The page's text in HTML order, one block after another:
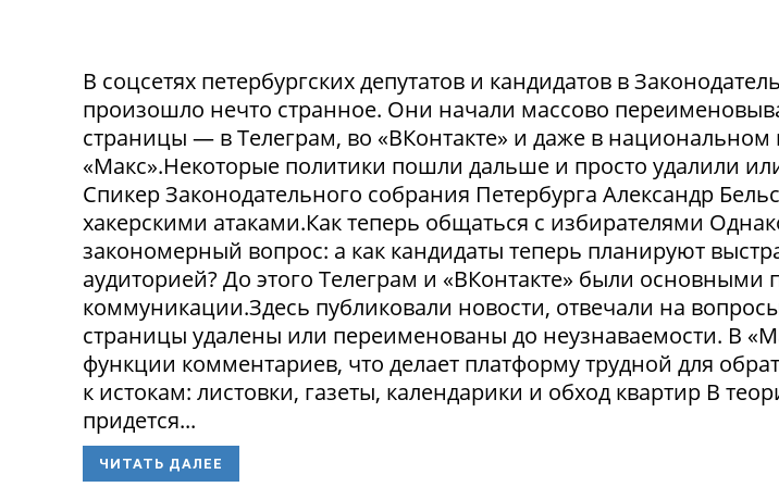
В соцсетях петербургских депутатов и кандидатов в
произошло нечто странное. Они начали массово
страницы — в Телеграм, во «ВКонтакте» и даже в
«Макс».Некоторые политики пошли дальше и просто удалили
Спикер Законодательного собрания Петербурга Александр
хакерскими атаками.Как теперь общаться с избирателями
закономерный вопрос: а как кандидаты теперь планируют
аудиторией? До этого Телеграм и «ВКонтакте» были основными
коммуникации.Здесь публиковали новости, отвечали на
страницы удалены или переименованы до неузнаваемости. В
функции комментариев, что делает платформу трудной для
к истокам: листовки, газеты, календарики и обход квартир В
придется...
ЧИТАТЬ ДАЛЕЕ